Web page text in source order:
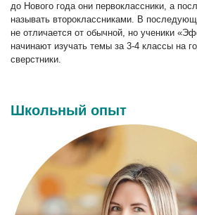
до Нового года они первоклассники, а
называть второклассниками. В
не отличается от обычной, но ученики
начинают изучать темы за 3-4 классы на
сверстники.
Школьный опыт